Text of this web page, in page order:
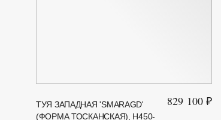
ТУЯ ЗАПАДНАЯ 'SMARAGD'
(ФОРМА ТОСКАНСКАЯ), H450-
829 100 ₽